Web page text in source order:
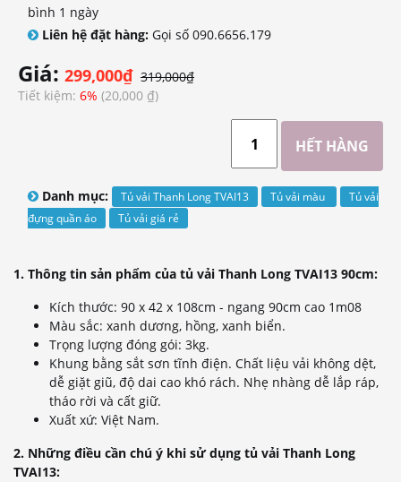
bình 1 ngày
Liên hệ đặt hàng:Gọi số 090.6656.179
Giá: 299,000₫ 319,000₫
Tiết kiệm: 6% (20,000 ₫)
Danh mục: Tủ vải Thanh Long TVAI13 Tủ vải màu
Tủ vải
đựng quần áo
Tủ vải giá rẻ
1. Thông tin sản phẩm của tủ vải Thanh Long TVAI13 90cm:
Kích thước: 90 x 42 x 108cm - ngang 90cm cao 1m08
Màu sắc: xanh dương, hồng, xanh biển.
Trọng lượng đóng gói: 3kg.
Khung bằng sắt sơn tĩnh điện. Chất liệu vải không dệt,
dễ giặt giũ, độ dai cao khó rách. Nhẹ nhàng dễ lắp ráp,
tháo rời và cất giữ.
Xuất xứ: Việt Nam.
2. Những điều cần chú ý khi sử dụng tủ vải Thanh Long
TVAI13: